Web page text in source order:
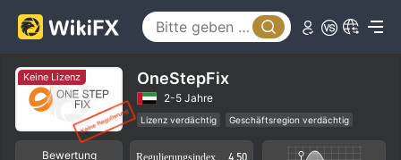
Keine Lizenz OneStepFix
2-5 Jahre
Lizenz verdächtig
Geschäftsregion verdächtig
Hohes potenzielles Risiko
Bewertung
0
5
6
7
8
3
4
5
6
Regulierungsindex
4.50